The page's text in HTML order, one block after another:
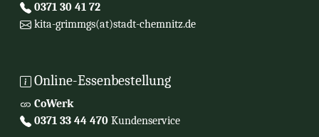
0371 30 41 72
kita-grimmgs(at)stadt-chemnitz.de
Online-Essenbestellung
CoWerk
0371 33 44 470 Kundenservice